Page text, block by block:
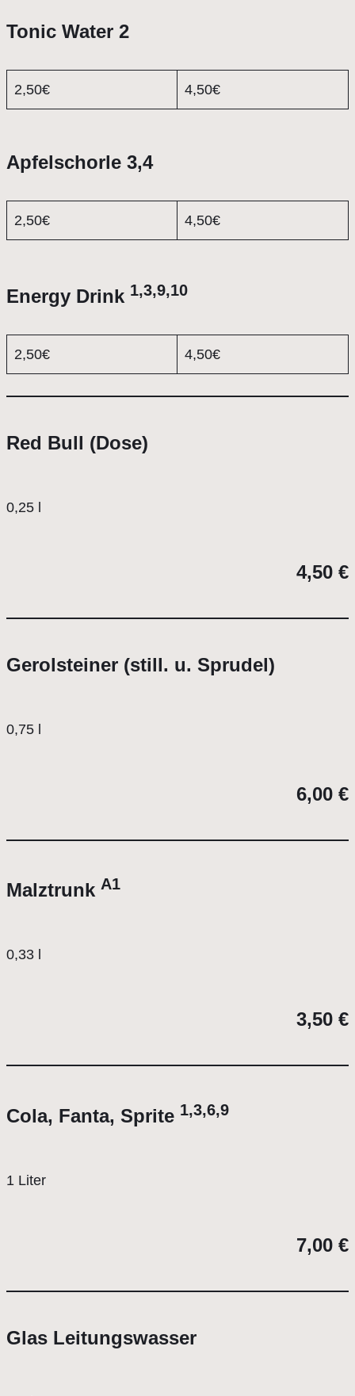
Tonic Water 2
2,50€ 4,50€
Apfelschorle 3,4
2,50€ 4,50€
Energy Drink 1,3,9,10
2,50€ 4,50€
Red Bull (Dose)
0,25 l
4,50 €
Gerolsteiner (still. u. Sprudel)
0,75 l
6,00 €
Malztrunk A1
0,33 l
3,50 €
Cola, Fanta, Sprite 1,3,6,9
1 Liter
7,00 €
Glas Leitungswasser